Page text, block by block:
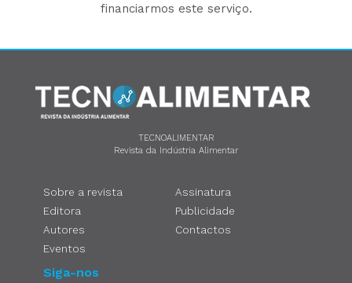
financiarmos este serviço.
TECNOALIMENTAR
Revista da Indústria Alimentar
Sobre a revista
Editora
Autores
Eventos
Assinatura
Publicidade
Contactos
Siga-nos